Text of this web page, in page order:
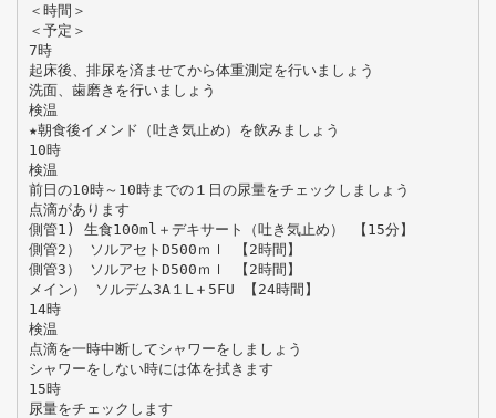
＜時間＞
＜予定＞
7時
起床後、排尿を済ませてから体重測定を行いましょう
洗面、歯磨きを行いましょう
検温
★朝食後イメンド（吐き気止め）を飲みましょう
10時
検温
前日の10時～10時までの１日の尿量をチェックしましょう
点滴があります
側管1) 生食100ml＋デキサート（吐き気止め） 【15分】
側管2） ソルアセトD500ｍｌ 【2時間】
側管3） ソルアセトD500ｍｌ 【2時間】
メイン） ソルデム3A１L＋5FU 【24時間】
14時
検温
点滴を一時中断してシャワーをしましょう
シャワーをしない時には体を拭きます
15時
尿量をチェックします